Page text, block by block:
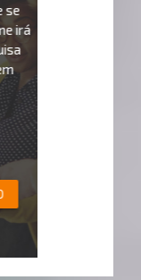
se
irá